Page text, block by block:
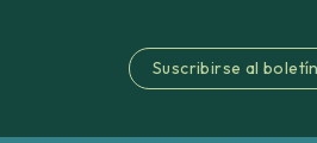
Suscribirse al boletín